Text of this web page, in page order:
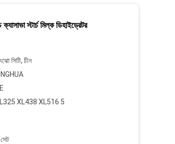
স্টার্চ মিল্ক ডিহাইড্রেটর
সিটি, চীন
XL438 XL516 5